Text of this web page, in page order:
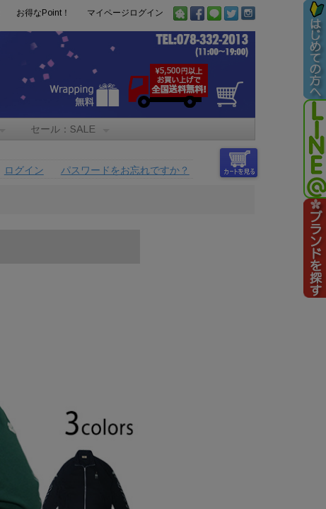
お得なPoint！ マイページログイン
セール：SALE
ログイン パスワードをお忘れですか？